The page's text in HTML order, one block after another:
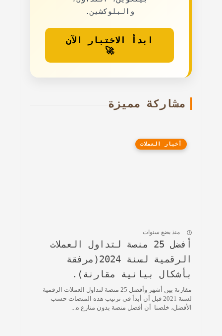
والبلوكشين.
ابدأ الاختبار الآن
🚀
مشاركة مميزة
أخبار العملات
منذ بضع سنوات
أفضل 25 منصة لتداول العملات
الرقمية لسنة 2024(مرفقة
بأشكال بيانية مقارنة).
مقارنة بين أشهر وأفضل 25 منصة لتداول العملات الرقمية
لسنة 2021 قبل أن أبدأ في ترتيب هذه المنصات حسب
الأفضل، خلصنا أن أفضل منصة بدون منازع ه...